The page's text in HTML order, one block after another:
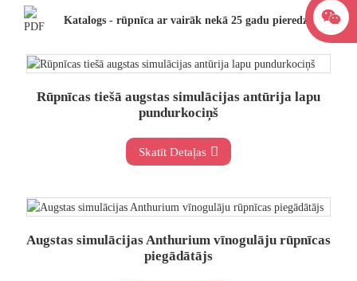
Katalogs - rūpnīca ar vairāk nekā 25 gadu pieredzi
Rūpnīcas tiešā augstas simulācijas antūrija lapu
pundurkociņš
Skatīt Detaļas
Augstas simulācijas Anthurium vīnogulāju rūpnīcas
piegādātājs